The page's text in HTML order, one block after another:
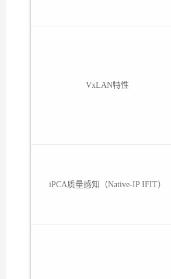
VxLAN特性
iPCA质量感知（Native-IP IFIT）